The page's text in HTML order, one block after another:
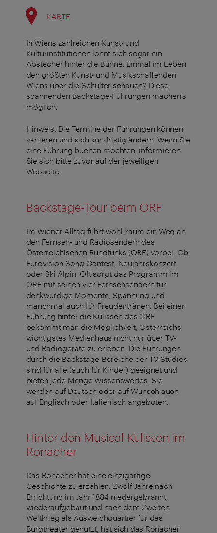
KARTE
In Wiens zahlreichen Kunst- und
Kulturinstitutionen lohnt sich sogar ein
Abstecher hinter die Bühne. Einmal im Leben
den größten Kunst- und Musikschaffenden
Wiens über die Schulter schauen? Diese
spannenden Backstage-Führungen machen’s
möglich.
Hinweis: Die Termine der Führungen können
variieren und sich kurzfristig ändern. Wenn Sie
eine Führung buchen möchten, informieren
Sie sich bitte zuvor auf der jeweiligen
Webseite.
Backstage-Tour beim ORF
Im Wiener Alltag führt wohl kaum ein Weg an
den Fernseh- und Radiosendern des
Österreichischen Rundfunks (ORF) vorbei. Ob
Eurovision Song Contest, Neujahrskonzert
oder Ski Alpin: Oft sorgt das Programm im
ORF mit seinen vier Fernsehsendern für
denkwürdige Momente, Spannung und
manchmal auch für Freudentränen. Bei einer
Führung hinter die Kulissen des ORF
bekommt man die Möglichkeit, Österreichs
wichtigstes Medienhaus nicht nur über TV-
und Radiogeräte zu erleben. Die Führungen
durch die Backstage-Bereiche der TV-Studios
sind für alle (auch für Kinder) geeignet und
bieten jede Menge Wissenswertes. Sie
werden auf Deutsch oder auf Wunsch auch
auf Englisch oder Italienisch angeboten.
Hinter den Musical-Kulissen im
Ronacher
Das Ronacher hat eine einzigartige
Geschichte zu erzählen: Zwölf Jahre nach
Errichtung im Jahr 1884 niedergebrannt,
wiederaufgebaut und nach dem Zweiten
Weltkrieg als Ausweichquartier für das
Burgtheater genutzt, hat sich das Ronacher